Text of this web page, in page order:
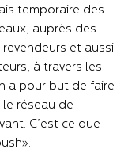
temporaire des
auprès des
et aussi
à travers les
a pour but de faire
réseau de
C’est ce que